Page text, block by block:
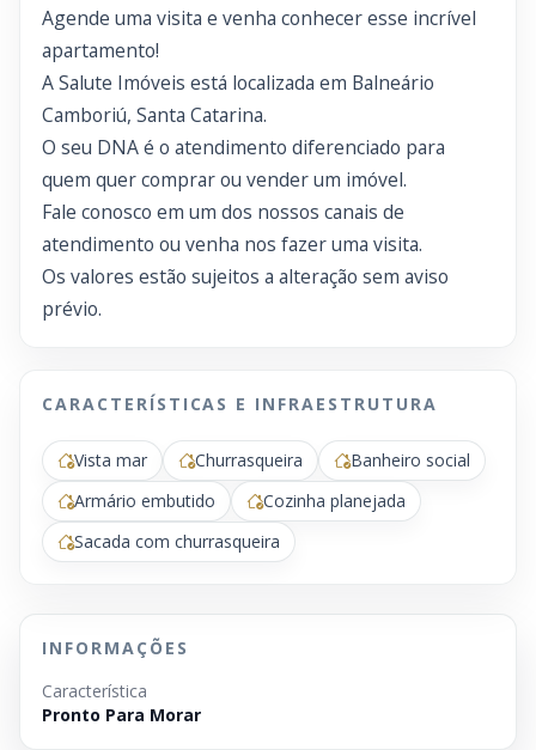
Agende uma visita e venha conhecer esse incrível
apartamento!
A Salute Imóveis está localizada em Balneário
Camboriú, Santa Catarina.
O seu DNA é o atendimento diferenciado para
quem quer comprar ou vender um imóvel.
Fale conosco em um dos nossos canais de
atendimento ou venha nos fazer uma visita.
Os valores estão sujeitos a alteração sem aviso
prévio.
CARACTERÍSTICAS E INFRAESTRUTURA
Vista mar Churrasqueira
Banheiro social
Armário embutido
Cozinha planejada
Sacada com churrasqueira
INFORMAÇÕES
Característica
Pronto Para Morar